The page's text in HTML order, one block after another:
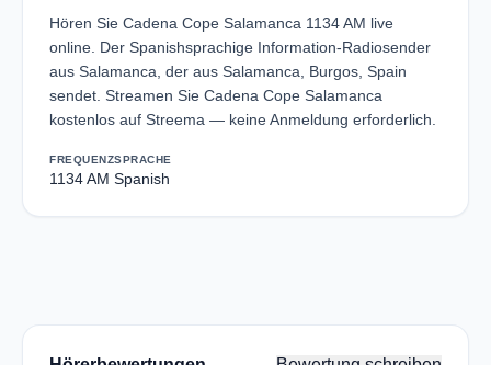
Hören Sie Cadena Cope Salamanca 1134 AM live
online. Der Spanishsprachige Information-Radiosender
aus Salamanca, der aus Salamanca, Burgos, Spain
sendet. Streamen Sie Cadena Cope Salamanca
kostenlos auf Streema — keine Anmeldung erforderlich.
FREQUENZ
1134 AM
SPRACHE
Spanish